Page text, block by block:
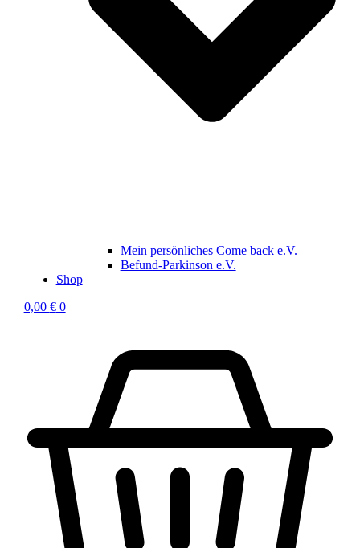
Mein persönliches Come back e.V.
Befund-Parkinson e.V.
Shop
0,00 € 0